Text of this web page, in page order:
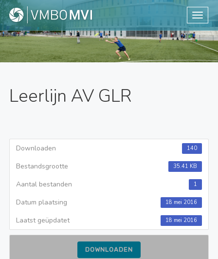
Leerlijn AV GLR
Downloaden 140
Bestandsgrootte 35.41 KB
Aantal bestanden 1
Datum plaatsing 18 mei 2016
Laatst geüpdatet 18 mei 2016
DOWNLOADEN